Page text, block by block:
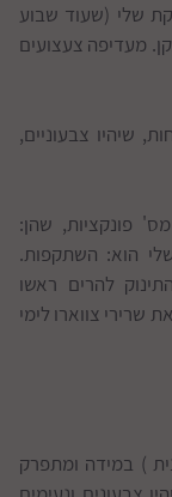
שלי (שעוד שבוע
מעדיפה צעצועים
שיהיו צבעוניים,
פונקציות, שהן:
שלי הוא: השתקפות.
להרים ראשו
צווארו לימי
) במידה ומתפרק